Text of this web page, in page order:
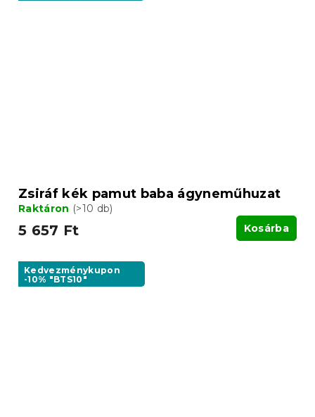
Zsiráf kék pamut baba ágyneműhuzat
Raktáron (>10 db)
5 657 Ft Kosárba
Kedvezménykupon
-10% "BTS10"